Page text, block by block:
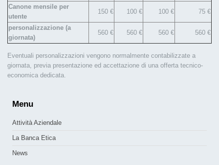
Canone mensile per
utente
150 € 100 € 100 € 75 €
personalizzazione (a
giornata)
560 € 560 € 560 € 560 €
Eventuali personalizzazioni vengono normalmente contabilizzate a
giornata, previa presentazione ed accettazione di una offerta tecnico-
economica dedicata.
Menu
Attività Aziendale
La Banca Etica
News